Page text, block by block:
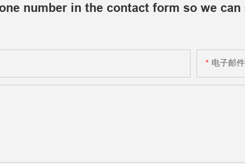
number in the contact form so we
电子邮件